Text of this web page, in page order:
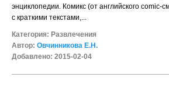
энциклопедии. Комикс (от английского comic-
с краткими текстами,...
Категория: Развлечения
Автор: Овчинникова Е.Н.
Добавлено: 2015-02-04